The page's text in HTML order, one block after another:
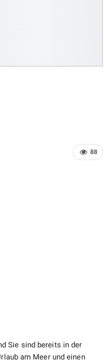
88
Sie sind bereits in der
am Meer und einen